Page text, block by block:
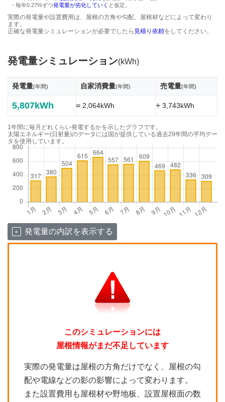
・毎年0.27%ずつ発電量が劣化していく と仮定。
実際の発電量や設置費用は、屋根の方角や勾配、屋根材などによって変わり
ます。
正確な発電量シミュレーションが必要でしたら 見積り依頼をしてください。
発電量シミュレーション(kWh)
発電量(年間) 自家消費量(年間) 売電量(年間)
5,807kWh =2,064kWh +3,743kWh
1年間に毎月どれくらい発電するかを示したグラフです。
太陽エネルギー(日射量)のデータには国が提供している過去29年間の平均デー
タを使用しています。
発電量の内訳を表示する
このシミュレーションには
屋根情報がまだ不足しています
実際の発電量は屋根の方角だけでなく、屋根の勾
配や電線などの影の影響によって変わります。
また設置費用も屋根材や野地板、設置屋根面の数